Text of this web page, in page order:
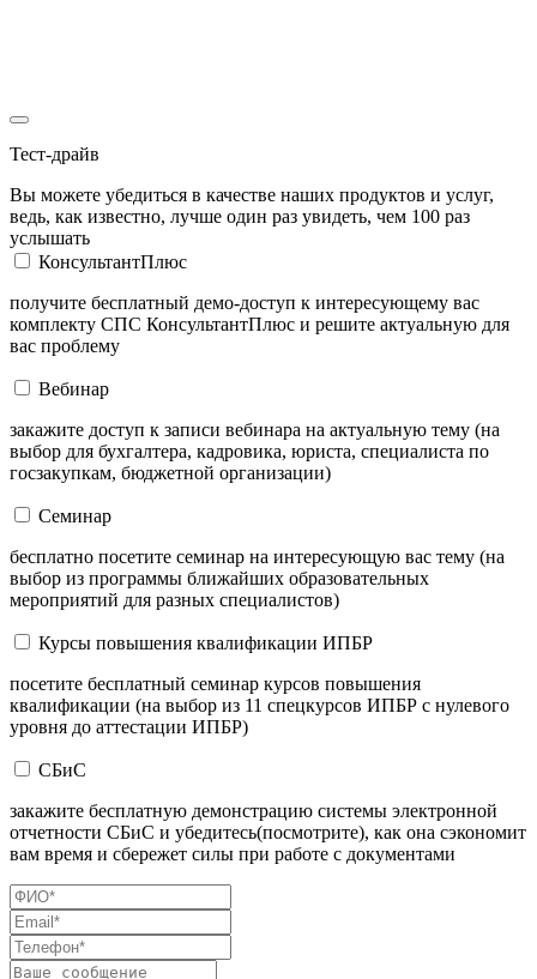
Тест-драйв
Вы можете убедиться в качестве наших продуктов и услуг,
ведь, как известно, лучше один раз увидеть, чем 100 раз
услышать
КонсультантПлюс
получите бесплатный демо-доступ к интересующему вас
комплекту СПС КонсультантПлюс и решите актуальную для
вас проблему
Вебинар
закажите доступ к записи вебинара на актуальную тему (на
выбор для бухгалтера, кадровика, юриста, специалиста по
госзакупкам, бюджетной организации)
Семинар
бесплатно посетите семинар на интересующую вас тему (на
выбор из программы ближайших образовательных
мероприятий для разных специалистов)
Курсы повышения квалификации ИПБР
посетите бесплатный семинар курсов повышения
квалификации (на выбор из 11 спецкурсов ИПБР с нулевого
уровня до аттестации ИПБР)
СБиС
закажите бесплатную демонстрацию системы электронной
отчетности СБиС и убедитесь(посмотрите), как она сэкономит
вам время и сбережет силы при работе с документами